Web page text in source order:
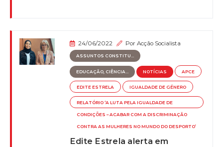
24/06/2022 PorAcção Socialista
ASSUNTOS CONSTITU...
EDUCAÇÃO, CIÊNCIA... NOTÍCIAS APCE
EDITE ESTRELA IGUALDADE DE GÉNERO
RELATÓRIO ‘A LUTA PELA IGUALDADE DE
CONDIÇÕES – ACABAR COM A DISCRIMINAÇÃO
CONTRA AS MULHERES NO MUNDO DO DESPORTO’
Edite Estrela alerta em